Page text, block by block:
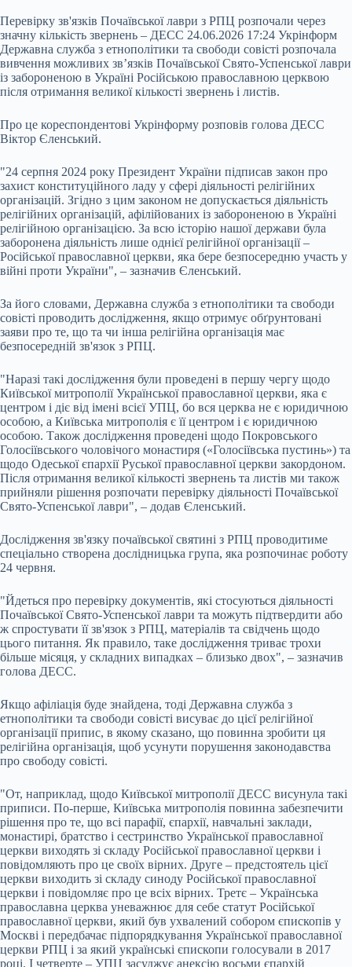
Перевірку зв'язків Почаївської лаври з РПЦ розпочали через
значну кількість звернень – ДЕСС 24.06.2026 17:24 Укрінформ
Державна служба з етнополітики та свободи совісті розпочала
вивчення можливих зв’язків Почаївської Свято-Успенської лаври
із забороненою в Україні Російською православною церквою
після отримання великої кількості звернень і листів.
Про це кореспондентові Укрінформу розповів голова ДЕСС
Віктор Єленський.
"24 серпня 2024 року Президент України підписав закон про
захист конституційного ладу у сфері діяльності релігійних
організацій. Згідно з цим законом не допускається діяльність
релігійних організацій, афілійованих із забороненою в Україні
релігійною організацією. За всю історію нашої держави була
заборонена діяльність лише однієї релігійної організації –
Російської православної церкви, яка бере безпосередню участь у
війні проти України", – зазначив Єленський.
За його словами, Державна служба з етнополітики та свободи
совісті проводить дослідження, якщо отримує обґрунтовані
заяви про те, що та чи інша релігійна організація має
безпосередній зв'язок з РПЦ.
"Наразі такі дослідження були проведені в першу чергу щодо
Київської митрополії Української православної церкви, яка є
центром і діє від імені всієї УПЦ, бо вся церква не є юридичною
особою, а Київська митрополія є її центром і є юридичною
особою. Також дослідження проведені щодо Покровського
Голосіївського чоловічого монастиря («Голосіївська пустинь») та
щодо Одеської єпархії Руської православної церкви закордоном.
Після отримання великої кількості звернень та листів ми також
прийняли рішення розпочати перевірку діяльності Почаївської
Свято-Успенської лаври", – додав Єленський.
Дослідження зв'язку почаївської святині з РПЦ проводитиме
спеціально створена дослідницька група, яка розпочинає роботу
24 червня.
"Йдеться про перевірку документів, які стосуються діяльності
Почаївської Свято-Успенської лаври та можуть підтвердити або
ж спростувати її зв'язок з РПЦ, матеріалів та свідчень щодо
цього питання. Як правило, таке дослідження триває трохи
більше місяця, у складних випадках – близько двох", – зазначив
голова ДЕСС.
Якщо афіліація буде знайдена, тоді Державна служба з
етнополітики та свободи совісті висуває до цієї релігійної
організації припис, в якому сказано, що повинна зробити ця
релігійна організація, щоб усунути порушення законодавства
про свободу совісті.
"От, наприклад, щодо Київської митрополії ДЕСС висунула такі
приписи. По-перше, Київська митрополія повинна забезпечити
рішення про те, що всі парафії, єпархії, навчальні заклади,
монастирі, братство і сестринство Української православної
церкви виходять зі складу Російської православної церкви і
повідомляють про це своїх вірних. Друге – предстоятель цієї
церкви виходить зі складу синоду Російської православної
церкви і повідомляє про це всіх вірних. Третє – Українська
православна церква уневажнює для себе статут Російської
православної церкви, який був ухвалений собором єпископів у
Москві і передбачає підпорядкування Української православної
церкви РПЦ і за який українські єпископи голосували в 2017
році. І четверте – УПЦ засуджує анексію восьми єпархій